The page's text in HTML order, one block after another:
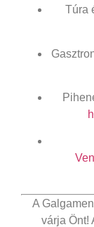
Túra
A
várja Önt!